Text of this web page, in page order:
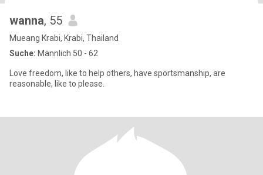
wanna, 55
Mueang Krabi, Krabi, Thailand
Suche: Männlich 50 - 62
Love freedom, like to help others, have sportsmanship, are
reasonable, like to please.